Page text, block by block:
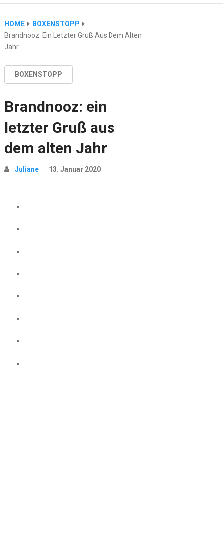
HOME
BOXENSTOPP
Brandnooz: Ein Letzter Gruß Aus Dem Alten
Jahr
BOXENSTOPP
Brandnooz: ein
letzter Gruß aus
dem alten Jahr
Juliane 13. Januar 2020